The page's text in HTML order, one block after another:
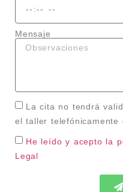
Mensaje
La cita no tendrá
el taller telefónicamente
He leído y acepto la
Legal